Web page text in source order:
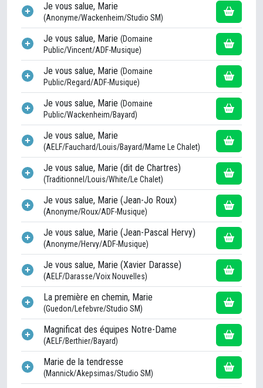
Je vous salue, Marie
(Anonyme/Wackenheim/Studio SM)
Je vous salue, Marie (Domaine
Public/Vincent/ADF-Musique)
Je vous salue, Marie (Domaine
Public/Regard/ADF-Musique)
Je vous salue, Marie (Domaine
Public/Wackenheim/Bayard)
Je vous salue, Marie
(AELF/Fauchard/Louis/Bayard/Mame Le Chalet)
Je vous salue, Marie (dit de Chartres)
(Traditionnel/Louis/White/Le Chalet)
Je vous salue, Marie (Jean-Jo Roux)
(Anonyme/Roux/ADF-Musique)
Je vous salue, Marie (Jean-Pascal Hervy)
(Anonyme/Hervy/ADF-Musique)
Je vous salue, Marie (Xavier Darasse)
(AELF/Darasse/Voix Nouvelles)
La première en chemin, Marie
(Guedon/Lefebvre/Studio SM)
Magnificat des équipes Notre-Dame
(AELF/Berthier/Bayard)
Marie de la tendresse
(Mannick/Akepsimas/Studio SM)